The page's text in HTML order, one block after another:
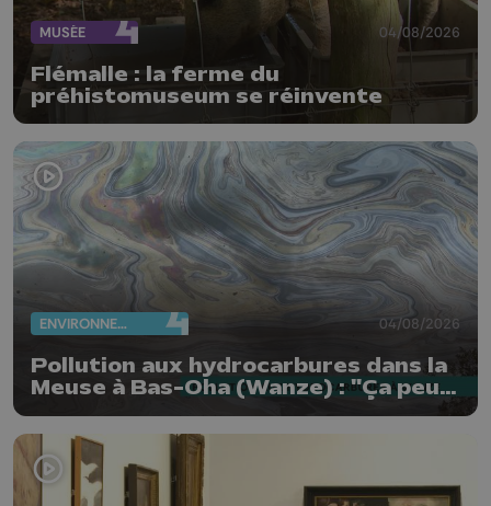
MUSÉE 04/08/2026
Flémalle : la ferme du
préhistomuseum se réinvente
ENVIRONNEMENT 04/08/2026
Pollution aux hydrocarbures dans la
Meuse à Bas-Oha (Wanze) : "Ça peut